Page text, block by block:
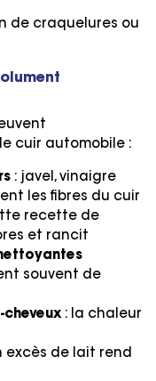
de craquelures ou
cuir automobile :
: javel, vinaigre
les fibres du cuir
recette de
et rancit
souvent de
cheveux: la chaleur
excès de lait rend